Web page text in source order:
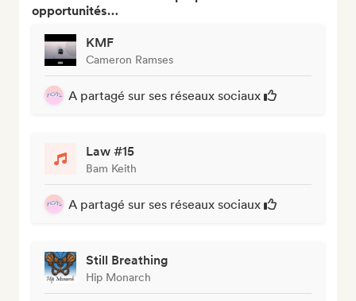
opportunités…
KMF
Cameron Ramses
A partagé sur ses réseaux sociaux
Law #15
Bam Keith
A partagé sur ses réseaux sociaux
Still Breathing
Hip Monarch